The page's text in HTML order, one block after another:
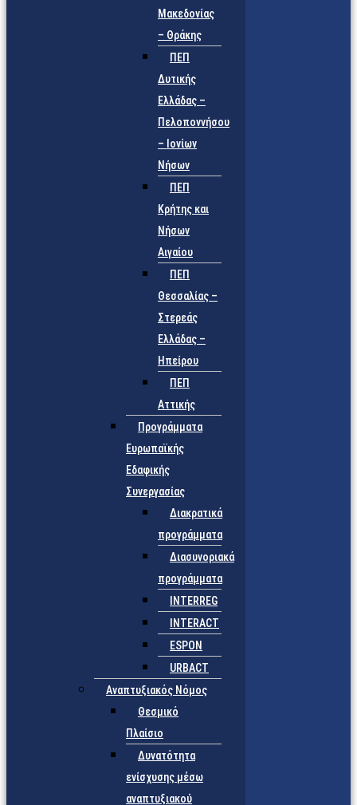
Μακεδονίας
– Θράκης
ΠΕΠ
Δυτικής
Ελλάδας –
Πελοποννήσου
– Ιονίων
Νήσων
ΠΕΠ
Κρήτης και
Νήσων
Αιγαίου
ΠΕΠ
Θεσσαλίας –
Στερεάς
Ελλάδας –
Ηπείρου
ΠΕΠ
Αττικής
Προγράμματα
Ευρωπαϊκής
Εδαφικής
Συνεργασίας
Διακρατικά
προγράμματα
Διασυνοριακά
προγράμματα
INTERREG
INTERACT
ESPON
URBACT
Αναπτυξιακός Νόμος
Θεσμικό
Πλαίσιο
Δυνατότητα
ενίσχυσης μέσω
αναπτυξιακού